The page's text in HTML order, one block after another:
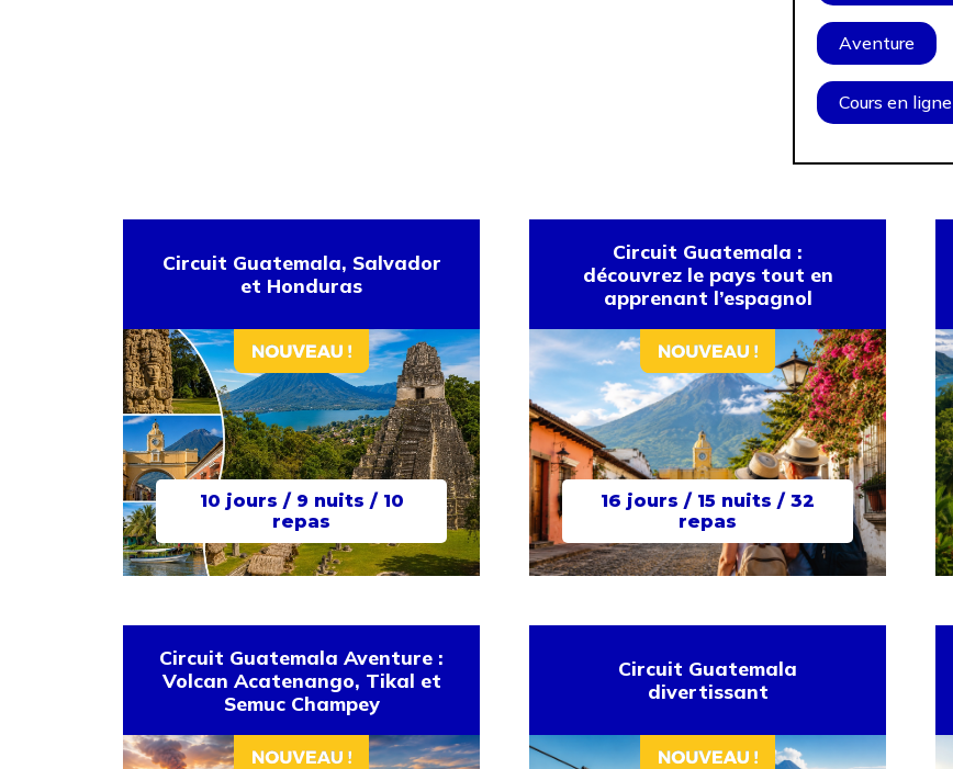
Aventure
Cours en ligne
Circuit Guatemala, Salvador
et Honduras
10 jours / 9 nuits / 10
repas
Circuit Guatemala :
découvrez le pays tout en
apprenant l’espagnol
16 jours / 15 nuits / 32
repas
Circuit Guatemala Aventure :
Volcan Acatenango, Tikal et
Semuc Champey
Circuit Guatemala
divertissant